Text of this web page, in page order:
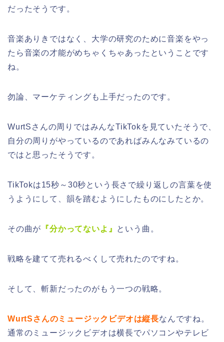
だったそうです。
音楽ありきではなく、大学の研究のために音楽をやっ
たら音楽の才能がめちゃくちゃあったということです
ね。
勿論、マーケティングも上手だったのです。
WurtSさんの周りではみんなTikTokを見ていたそうで、
自分の周りがやっているのであればみんなみているの
ではと思ったそうです。
TikTokは15秒～30秒という長さで繰り返しの言葉を使
うようにして、韻を踏むようにしたものにしたとか。
その曲が 『分かってないよ』 という曲。
戦略を建てて売れるべくして売れたのですね。
そして、斬新だったのがもう一つの戦略。
WurtSさんのミュージックビデオは縦長なんですね。
通常のミュージックビデオは横長でパソコンやテレビ